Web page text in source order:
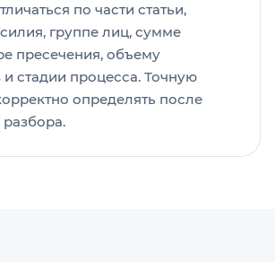
по части статьи,
группе лиц, сумме
пресечения, объему
стадии процесса. Точную
определять после